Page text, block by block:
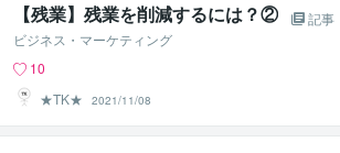
【残業】残業を削減するには？②
記事
ビジネス・マーケティング
10
★TK★
2021/11/08